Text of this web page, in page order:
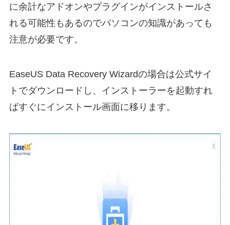
に余計なアドオンやプラグインがインストールさ
れる可能性もあるのでパソコンの知識があっても
注意が必要です。
EaseUS Data Recovery Wizardの場合は公式サイ
トでダウンロードし、インストーラーを起動すれ
ばすぐにインストール画面に移ります。